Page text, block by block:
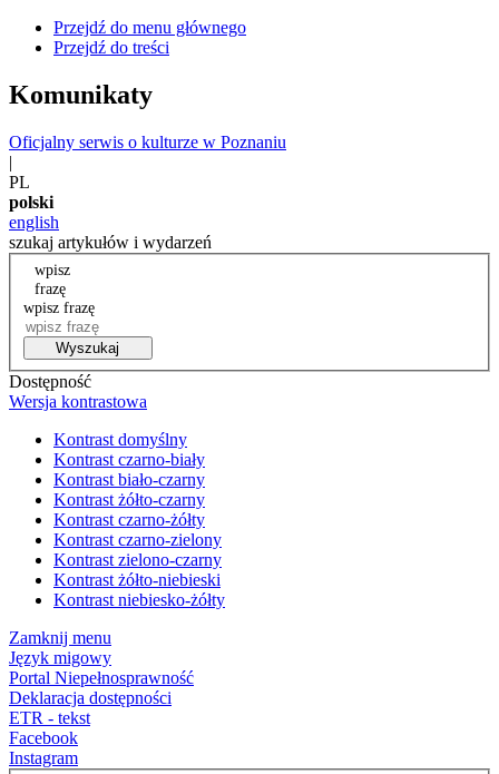
Przejdź do menu głównego
Przejdź do treści
Komunikaty
Oficjalny serwis o kulturze w Poznaniu
|
PL
polski
english
szukaj artykułów i wydarzeń
wpisz
frazę
wpisz frazę
Wyszukaj
Dostępność
Wersja kontrastowa
Kontrast domyślny
Kontrast czarno-biały
Kontrast biało-czarny
Kontrast żółto-czarny
Kontrast czarno-żółty
Kontrast czarno-zielony
Kontrast zielono-czarny
Kontrast żółto-niebieski
Kontrast niebiesko-żółty
Zamknij menu
Język migowy
Portal Niepełnosprawność
Deklaracja dostępności
ETR - tekst
Facebook
Instagram